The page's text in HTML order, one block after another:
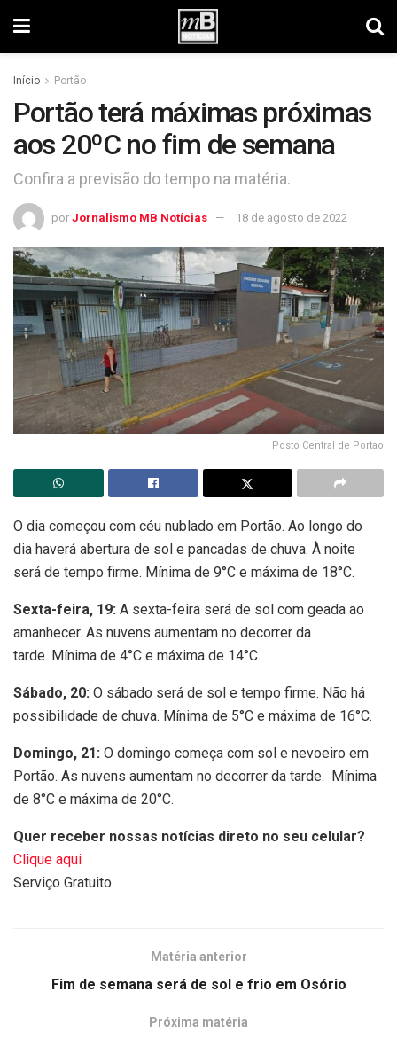
Início Portão
Portão terá máximas próximas
aos 20ºC no fim de semana
Confira a previsão do tempo na matéria.
por Jornalismo MB Notícias 18 de agosto de 2022
Posto Central de Portao
O dia começou com céu nublado em Portão. Ao longo do
dia haverá abertura de sol e pancadas de chuva. À noite
será de tempo firme. Mínima de 9°C e máxima de 18°C.
Sexta-feira, 19: A sexta-feira será de sol com geada ao
amanhecer. As nuvens aumentam no decorrer da
tarde. Mínima de 4°C e máxima de 14°C.
Sábado, 20: O sábado será de sol e tempo firme. Não há
possibilidade de chuva. Mínima de 5°C e máxima de 16°C.
Domingo, 21: O domingo começa com sol e nevoeiro em
Portão. As nuvens aumentam no decorrer da tarde. Mínima
de 8°C e máxima de 20°C.
Quer receber nossas notícias direto no seu celular?
Clique aqui
Serviço Gratuito.
Matéria anterior
Fim de semana será de sol e frio em Osório
Próxima matéria